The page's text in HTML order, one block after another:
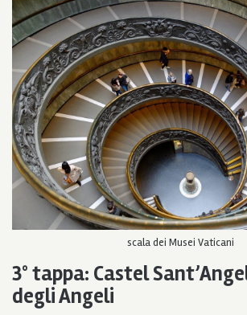
scala dei Musei Vaticani
3° tappa: Castel
degli Angeli